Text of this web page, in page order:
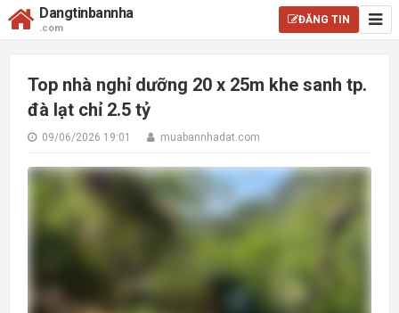
Dangtinbannha
.com
ĐĂNG TIN
Top nhà nghỉ dưỡng 20 x 25m khe sanh tp.
đà lạt chỉ 2.5 tỷ
09/06/2026 19:01 muabannhadat.com